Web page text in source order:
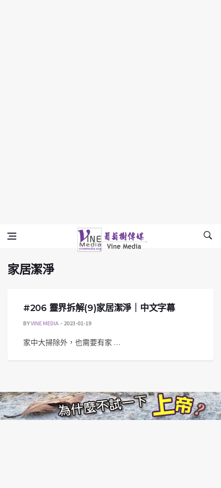
家居潔淨
Vine Media
葡萄樹傳媒
家居潔淨
#206 靈界拆解(9)家居潔淨｜中文字幕
BYVINE MEDIA 2023-01-19
家中大掃除外，也需要有家 …